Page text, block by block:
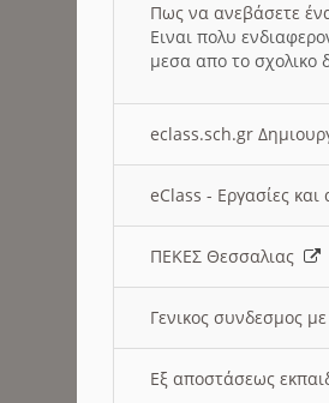
Πως να ανεβάσετε
Ειναι πολυ
μεσα απο το σχολικο
eclass.sch.gr
eClass - Εργασίες
ΠΕΚΕΣ Θεσσαλιας
Γενικος συνδεσμος
Εξ αποστάσεως